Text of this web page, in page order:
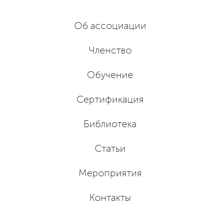
Об ассоциации
Членство
Обучение
Сертификация
Библиотека
Статьи
Мероприятия
Контакты